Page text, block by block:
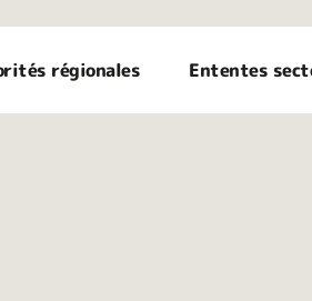
régionales Ententes